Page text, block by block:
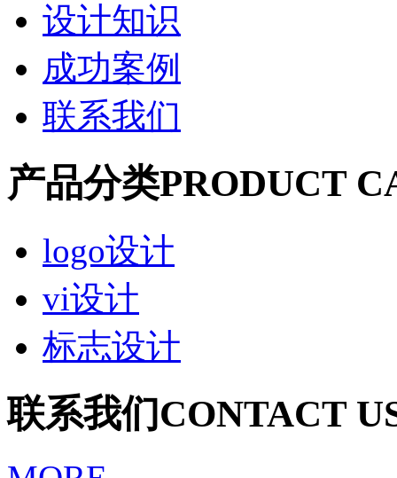
设计知识
成功案例
联系我们
产品分类PRODUCT
logo设计
vi设计
标志设计
联系我们CONTACT